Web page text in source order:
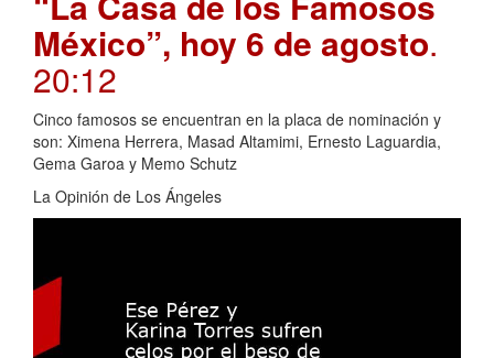
México”, hoy 6 de agosto.
20:12
Cinco famosos se encuentran en la placa de nominación y
son: Ximena Herrera, Masad Altamimi, Ernesto Laguardia,
Gema Garoa y Memo Schutz
La Opinión de Los Ángeles